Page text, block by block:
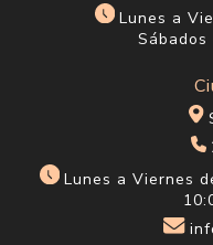
Lunes a
Sábados
Lunes a Viernes